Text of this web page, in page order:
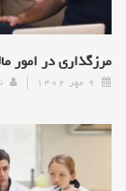
مرزگذاری در امور
۹ مهر ۱۴۰۲